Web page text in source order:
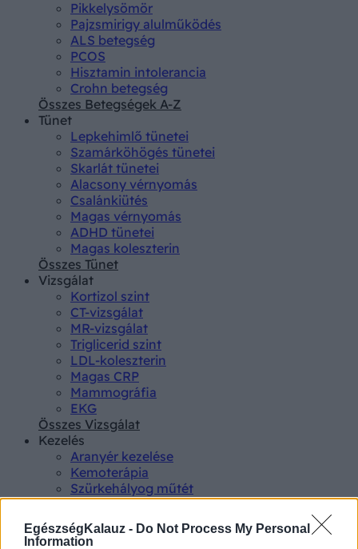
EgészségKalauz - Do Not Process My Personal
Information
Pikkelysömör
Pajzsmirigy alulműködés
ALS betegség
PCOS
Hisztamin intolerancia
Crohn betegség
Összes Betegségek A-Z
Tünet
Lepkehimlő tünetei
Szamárköhögés tünetei
Skarlát tünetei
Alacsony vérnyomás
Csalánkiütés
Magas vérnyomás
ADHD tünetei
Magas koleszterin
Összes Tünet
Vizsgálat
Kortizol szint
CT-vizsgálat
MR-vizsgálat
Triglicerid szint
LDL-koleszterin
Magas CRP
Mammográfia
EKG
Összes Vizsgálat
Kezelés
Aranyér kezelése
Kemoterápia
Szürkehályog műtét
Vízszerű hasmenés
Afta kezelése
Dagadt boka kezelése